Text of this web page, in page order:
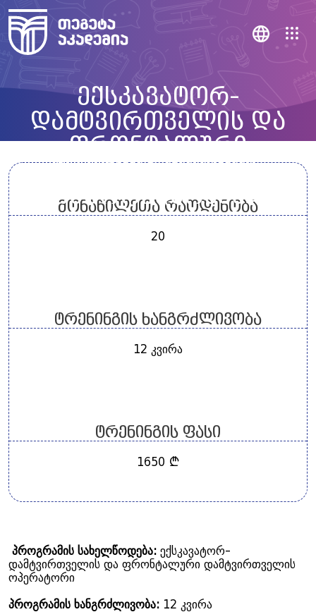
ექსკავატორ-
დამტვირთველის და
ფრონტალური
დამტვირთველის
ოპერატორი (მომზადება)
მონაწილეთა რაოდენობა
20
ტრენინგის ხანგრძლივობა
12 კვირა
ტრენინგის ფასი
1650 ₾
პროგრამის სახელწოდება: ექსკავატორ-
დამტვირთველის და ფრონტალური დამტვირთველის
ოპერატორი
პროგრამის ხანგრძლივობა: 12 კვირა